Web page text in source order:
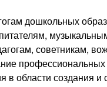
дошкольных
советникам,
профессиональных
в области создания